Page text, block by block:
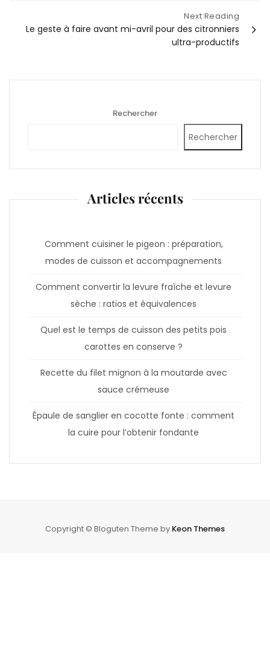
Next Reading
Le geste à faire avant mi-avril pour des citronniers
ultra-productifs
Rechercher
Rechercher
Articles récents
Comment cuisiner le pigeon : préparation,
modes de cuisson et accompagnements
Comment convertir la levure fraîche et levure
sèche : ratios et équivalences
Quel est le temps de cuisson des petits pois
carottes en conserve ?
Recette du filet mignon à la moutarde avec
sauce crémeuse
Épaule de sanglier en cocotte fonte : comment
la cuire pour l’obtenir fondante
Copyright © Bloguten Theme by Keon Themes